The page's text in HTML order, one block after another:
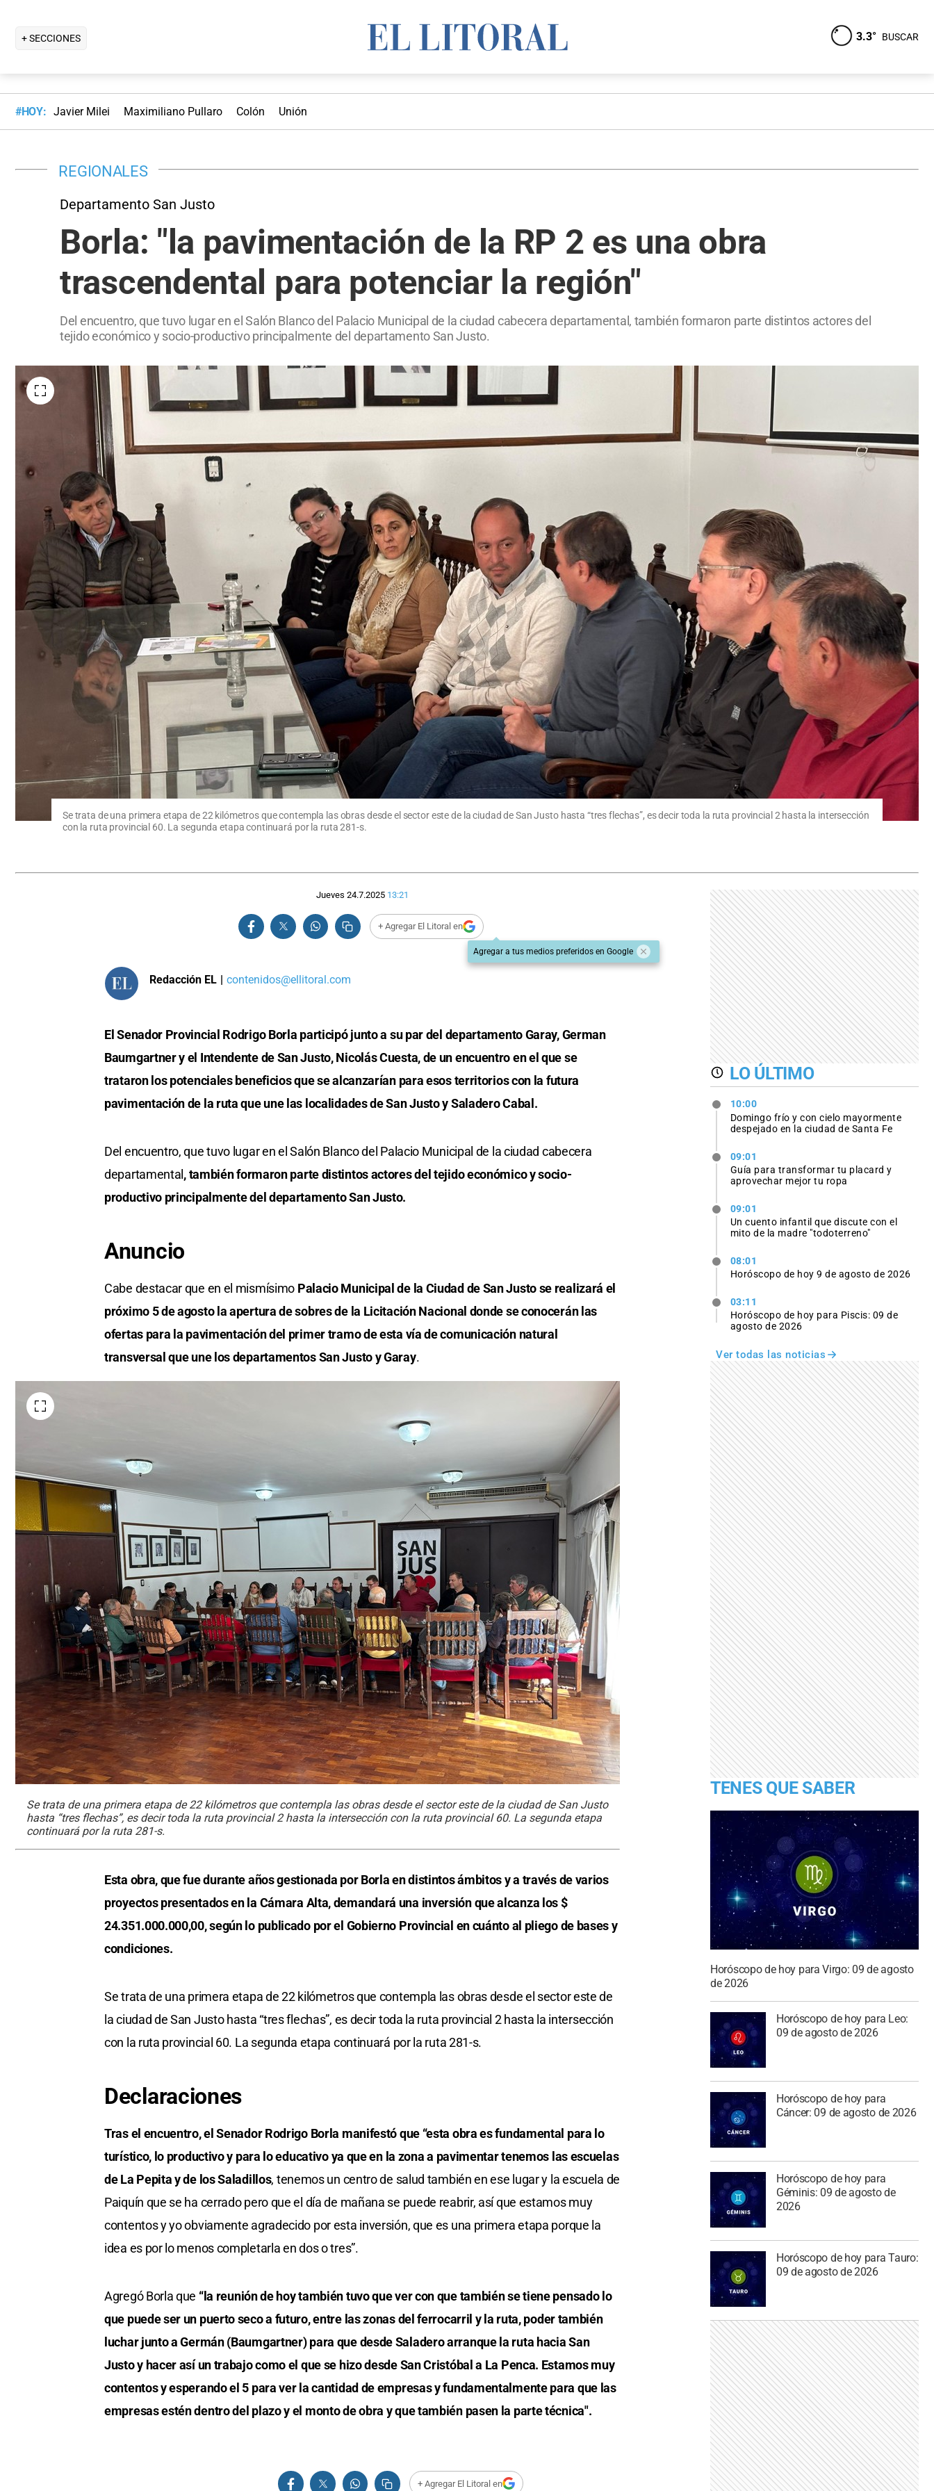
+ SECCIONES 3.3° BUSCAR
#HOY: Javier Milei Maximiliano Pullaro Colón Unión
REGIONALES
Departamento San Justo
Borla: "la pavimentación de la RP 2 es una obra
trascendental para potenciar la región"
Del encuentro, que tuvo lugar en el Salón Blanco del Palacio Municipal de la ciudad cabecera departamental, también formaron parte distintos actores del
tejido económico y socio-productivo principalmente del departamento San Justo.
Se trata de una primera etapa de 22 kilómetros que contempla las obras desde el sector este de la ciudad de San Justo hasta “tres flechas”, es decir toda la ruta provincial 2 hasta la intersección
con la ruta provincial 60. La segunda etapa continuará por la ruta 281-s.
Jueves 24.7.2025 13:21
+ Agregar El Litoral en
Agregar a tus medios preferidos en Google
Redacción EL | contenidos@ellitoral.com
El Senador Provincial Rodrigo Borla participó junto a su par del departamento Garay, German
Baumgartner y el Intendente de San Justo, Nicolás Cuesta, de un encuentro en el que se
trataron los potenciales beneficios que se alcanzarían para esos territorios con la futura
pavimentación de la ruta que une las localidades de San Justo y Saladero Cabal.
Del encuentro, que tuvo lugar en el Salón Blanco del Palacio Municipal de la ciudad cabecera
departamental , también formaron parte distintos actores del tejido económico y socio-
productivo principalmente del departamento San Justo.
Anuncio
Cabe destacar que en el mismísimo Palacio Municipal de la Ciudad de San Justo se realizará el
próximo 5 de agosto la apertura de sobres de la Licitación Nacional donde se conocerán las
ofertas para la pavimentación del primer tramo de esta vía de comunicación natural
transversal que une los departamentos San Justo y Garay.
Se trata de una primera etapa de 22 kilómetros que contempla las obras desde el sector este de la ciudad de San Justo
hasta “tres flechas”, es decir toda la ruta provincial 2 hasta la intersección con la ruta provincial 60. La segunda etapa
continuará por la ruta 281-s.
Esta obra, que fue durante años gestionada por Borla en distintos ámbitos y a través de varios
proyectos presentados en la Cámara Alta, demandará una inversión que alcanza los $
24.351.000.000,00, según lo publicado por el Gobierno Provincial en cuánto al pliego de bases y
condiciones.
Se trata de una primera etapa de 22 kilómetros que contempla las obras desde el sector este de
la ciudad de San Justo hasta “tres flechas”, es decir toda la ruta provincial 2 hasta la intersección
con la ruta provincial 60. La segunda etapa continuará por la ruta 281-s.
Declaraciones
Tras el encuentro, el Senador Rodrigo Borla manifestó que “esta obra es fundamental para lo
turístico, lo productivo y para lo educativo ya que en la zona a pavimentar tenemos las escuelas
de La Pepita y de los Saladillos, tenemos un centro de salud también en ese lugar y la escuela de
Paiquín que se ha cerrado pero que el día de mañana se puede reabrir, así que estamos muy
contentos y yo obviamente agradecido por esta inversión, que es una primera etapa porque la
idea es por lo menos completarla en dos o tres”.
Agregó Borla que “la reunión de hoy también tuvo que ver con que también se tiene pensado lo
que puede ser un puerto seco a futuro, entre las zonas del ferrocarril y la ruta, poder también
luchar junto a Germán (Baumgartner) para que desde Saladero arranque la ruta hacia San
Justo y hacer así un trabajo como el que se hizo desde San Cristóbal a La Penca. Estamos muy
contentos y esperando el 5 para ver la cantidad de empresas y fundamentalmente para que las
empresas estén dentro del plazo y el monto de obra y que también pasen la parte técnica".
+ Agregar El Litoral en
LO ÚLTIMO
10:00
Domingo frío y con cielo mayormente
despejado en la ciudad de Santa Fe
09:01
Guía para transformar tu placard y
aprovechar mejor tu ropa
09:01
Un cuento infantil que discute con el
mito de la madre "todoterreno"
08:01
Horóscopo de hoy 9 de agosto de 2026
03:11
Horóscopo de hoy para Piscis: 09 de
agosto de 2026
Ver todas las noticias
TENES QUE SABER
Horóscopo de hoy para Virgo: 09 de agosto
de 2026
Horóscopo de hoy para Leo:
09 de agosto de 2026
Horóscopo de hoy para
Cáncer: 09 de agosto de 2026
Horóscopo de hoy para
Géminis: 09 de agosto de
2026
Horóscopo de hoy para Tauro:
09 de agosto de 2026